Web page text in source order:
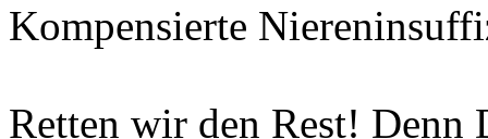
Kompensierte
Retten wir den Rest! Denn